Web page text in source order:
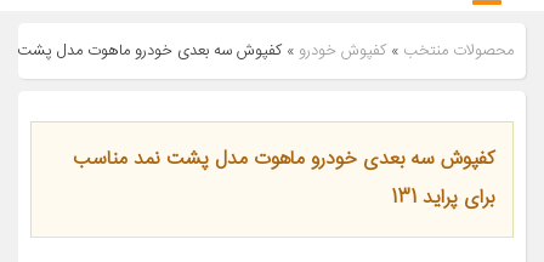
محصولات منتخب » کفپوش خودرو »کفپوش سه بعدی خودرو ماهوت مدل پشت نمد
کفپوش سه بعدی خودرو ماهوت مدل پشت نمد مناسب
برای پراید 131